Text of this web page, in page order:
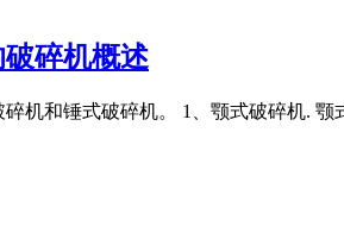
碎机概述
机和锤式破碎机。 1、颚式破碎机.